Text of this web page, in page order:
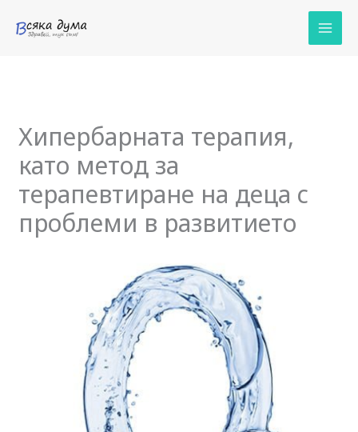
Хипербарната терапия,
като метод за
терапевтиране на деца с
проблеми в развитието